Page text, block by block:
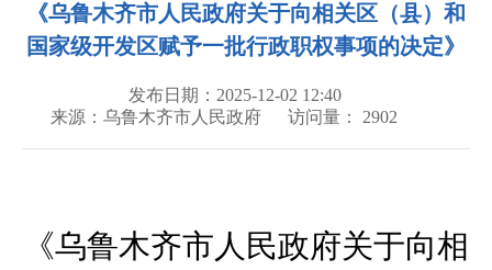
《乌鲁木齐市人民政府关于向相关区（县）和
国家级开发区赋予一批行政职权事项的决定》
发布日期：2025-12-02 12:40
来源：乌鲁木齐市人民政府
访问量： 2902
《乌鲁木齐市人民政府关于向相